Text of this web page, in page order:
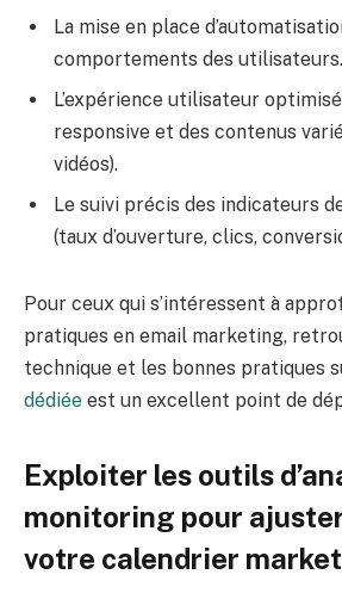
La mise en place
comportements des utilisateurs.
L’expérience utilisateur
responsive et des contenus
vidéos).
Le suivi précis des indicateurs
(taux d’ouverture, clics,
Pour ceux qui s’intéressent à
pratiques en email marketing,
technique et les bonnes pratiques
dédiée est un excellent point de
Exploiter les outils
monitoring pour
votre calendrier